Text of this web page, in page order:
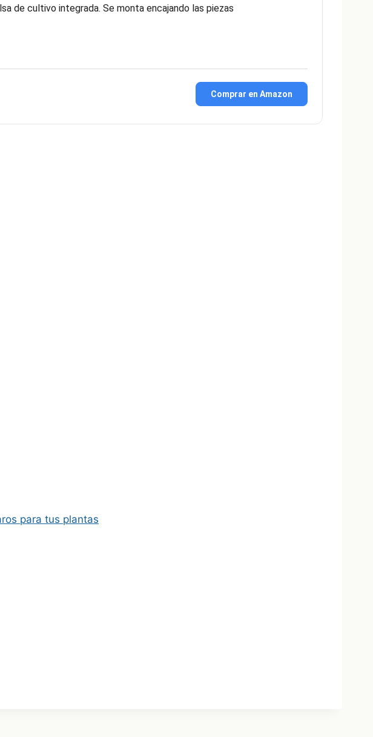
de cultivo integrada. Se monta encajando las piezas
Comprar en Amazon
para tus plantas